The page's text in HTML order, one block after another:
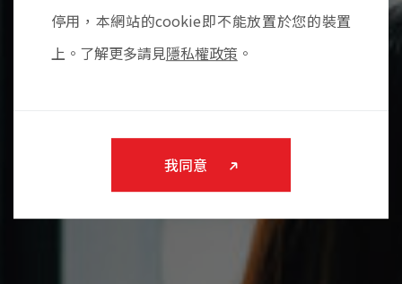
停用，本網站的cookie即不能放置於您的裝置
上。了解更多請見隱私權政策 。
我同意